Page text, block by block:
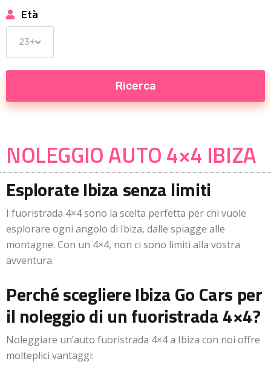
Età
NOLEGGIO AUTO 4×4 IBIZA
Esplorate Ibiza senza limiti
I fuoristrada 4×4 sono la scelta perfetta per chi vuole
esplorare ogni angolo di Ibiza, dalle spiagge alle
montagne. Con un 4×4, non ci sono limiti alla vostra
avventura.
Perché scegliere Ibiza Go Cars per
il noleggio di un fuoristrada 4×4?
Noleggiare un’auto fuoristrada 4×4 a Ibiza con noi offre
molteplici vantaggi: